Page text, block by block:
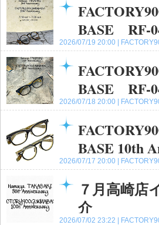
BASE RF-
2026/07/19 20:00
モデル
高崎店 コメント(0)
BASE RF-
2026/07/18 20:00
モデル
高崎店 コメント(0)
BASE 10th
2026/07/17 20:00
ベント情報
高崎店 コメント
７月高崎店
介
2026/07/02 23:22